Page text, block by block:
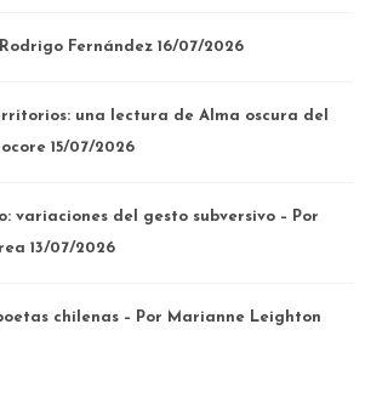
Fernández 16/07/2026
una lectura de Alma oscura del
15/07/2026
variaciones del gesto subversivo – Por
13/07/2026
chilenas – Por Marianne Leighton